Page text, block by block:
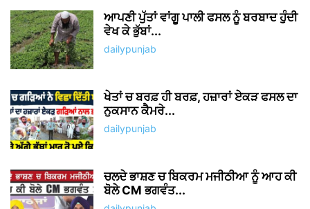
ਆਪਣੀ ਪੁੱਤਾਂ ਵਾਂਗੂ ਪਾਲੀ ਫਸਲ ਨੂੰ ਬਰਬਾਦ ਹੁੰਦੀ
ਵੇਖ ਕੇ ਭੁੱਬਾਂ...
dailypunjab
ਖੇਤਾਂ ਚ ਬਰਫ਼ ਹੀ ਬਰਫ਼, ਹਜ਼ਾਰਾਂ ਏਕੜ ਫਸਲ ਦਾ
ਨੁਕਸਾਨ ਕੈਮਰੇ...
dailypunjab
ਚਲਦੇ ਭਾਸ਼ਣ ਚ ਬਿਕਰਮ ਮਜੀਠੀਆ ਨੂੰ ਆਹ ਕੀ
ਬੋਲੇ CM ਭਗਵੰਤ...